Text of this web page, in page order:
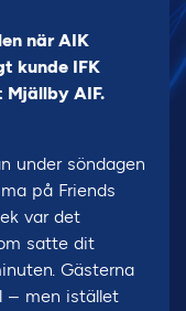
när AIK
kunde IFK
AIF.
under söndagen
på Friends
var det
satte dit
Gästerna
– men istället